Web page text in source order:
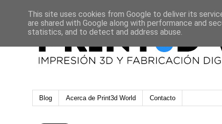
Blog Acerca de Print3d World Contacto
This site uses cookies from Google to deliver its
are shared with Google along with performance and
statistics, and to detect and address abuse.